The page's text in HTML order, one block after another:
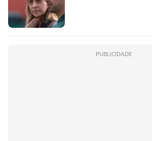
PUBLICIDADE